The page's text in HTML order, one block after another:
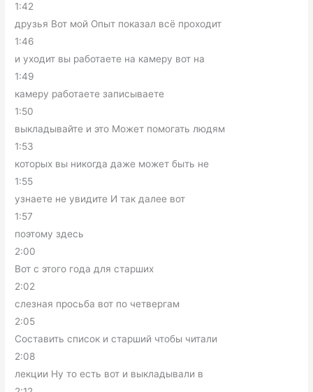
1:42
друзья Вот мой Опыт показал всё проходит
1:46
и уходит вы работаете на камеру вот на
1:49
камеру работаете записываете
1:50
выкладывайте и это Может помогать людям
1:53
которых вы никогда даже может быть не
1:55
узнаете не увидите И так далее вот
1:57
поэтому здесь
2:00
Вот с этого года для старших
2:02
слезная просьба вот по четвергам
2:05
Составить список и старший чтобы читали
2:08
лекции Ну то есть вот и выкладывали в